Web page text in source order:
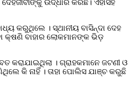
ଉଦ୍ଧାର କରିଛି। ଏହାସହ
କରୁଥିଲେ । ସ୍ଥାନୀୟ ବାସିନ୍ଦା ଦେହ
କ୍ଷଣି ବାହାର ଲୋକମାନଙ୍କ ଭିଡ଼
। ଗ୍ରାହକମାନେ ଜଟଣୀ ଓ
କି ନାହିଁ । ତାହା ପୋଲିସ ଯାଞ୍ଚ କରୁଛି